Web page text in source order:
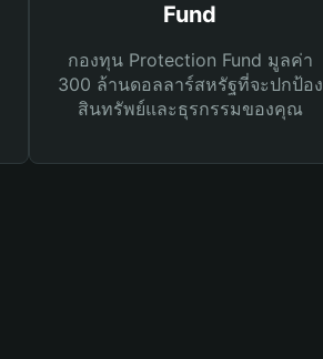
Fund
กองทุน Protection Fund มูลค่า
300 ล้านดอลลาร์สหรัฐที่จะปกป้อง
สินทรัพย์และธุรกรรมของคุณ